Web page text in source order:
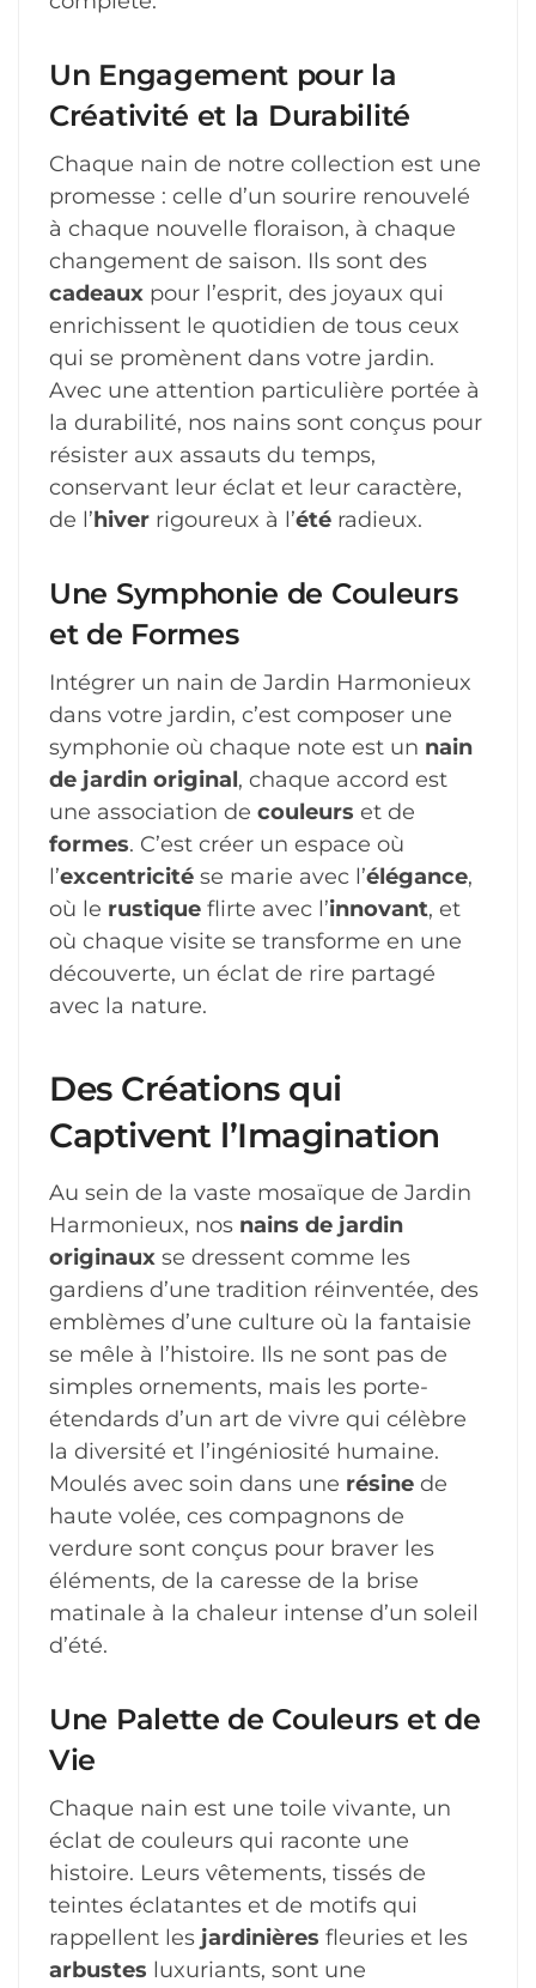
Un Engagement pour la
Créativité et la Durabilité
Chaque nain de notre collection est une
promesse : celle d’un sourire renouvelé
à chaque nouvelle floraison, à chaque
changement de saison. Ils sont des
cadeaux pour l’esprit, des joyaux qui
enrichissent le quotidien de tous ceux
qui se promènent dans votre jardin.
Avec une attention particulière portée à
la durabilité, nos nains sont conçus pour
résister aux assauts du temps,
conservant leur éclat et leur caractère,
de l’hiver rigoureux à l’été radieux.
Une Symphonie de Couleurs
et de Formes
Intégrer un nain de Jardin Harmonieux
dans votre jardin, c’est composer une
symphonie où chaque note est un nain
de jardin original, chaque accord est
une association de couleurs et de
formes. C’est créer un espace où
l’excentricité se marie avec l’élégance,
où le rustique flirte avec l’innovant, et
où chaque visite se transforme en une
découverte, un éclat de rire partagé
avec la nature.
Des Créations qui
Captivent l’Imagination
Au sein de la vaste mosaïque de Jardin
Harmonieux, nos nains de jardin
originaux se dressent comme les
gardiens d’une tradition réinventée, des
emblèmes d’une culture où la fantaisie
se mêle à l’histoire. Ils ne sont pas de
simples ornements, mais les porte-
étendards d’un art de vivre qui célèbre
la diversité et l’ingéniosité humaine.
Moulés avec soin dans une résine de
haute volée, ces compagnons de
verdure sont conçus pour braver les
éléments, de la caresse de la brise
matinale à la chaleur intense d’un soleil
d’été.
Une Palette de Couleurs et de
Vie
Chaque nain est une toile vivante, un
éclat de couleurs qui raconte une
histoire. Leurs vêtements, tissés de
teintes éclatantes et de motifs qui
rappellent les jardinières fleuries et les
arbustes luxuriants, sont une